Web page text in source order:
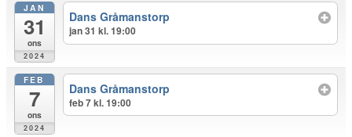
JAN
31
ons
2024
Dans Gråmanstorp
jan 31 kl. 19:00
FEB
7
ons
2024
Dans Gråmanstorp
feb 7 kl. 19:00